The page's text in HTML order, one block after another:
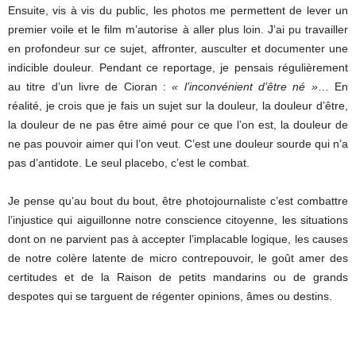
Ensuite, vis à vis du public, les photos me permettent de lever un
premier voile et le film m’autorise à aller plus loin. J’ai pu travailler
en profondeur sur ce sujet, affronter, ausculter et documenter une
indicible douleur. Pendant ce reportage, je pensais régulièrement
au titre d’un livre de Cioran :« l’inconvénient d’être né »… En
réalité, je crois que je fais un sujet sur la douleur, la douleur d’être,
la douleur de ne pas être aimé pour ce que l’on est, la douleur de
ne pas pouvoir aimer qui l’on veut. C’est une douleur sourde qui n’a
pas d’antidote. Le seul placebo, c’est le combat.
Je pense qu’au bout du bout, être photojournaliste c’est combattre
l’injustice qui aiguillonne notre conscience citoyenne, les situations
dont on ne parvient pas à accepter l’implacable logique, les causes
de notre colère latente de micro contrepouvoir, le goût amer des
certitudes et de la Raison de petits mandarins ou de grands
despotes qui se targuent de régenter opinions, âmes ou destins.